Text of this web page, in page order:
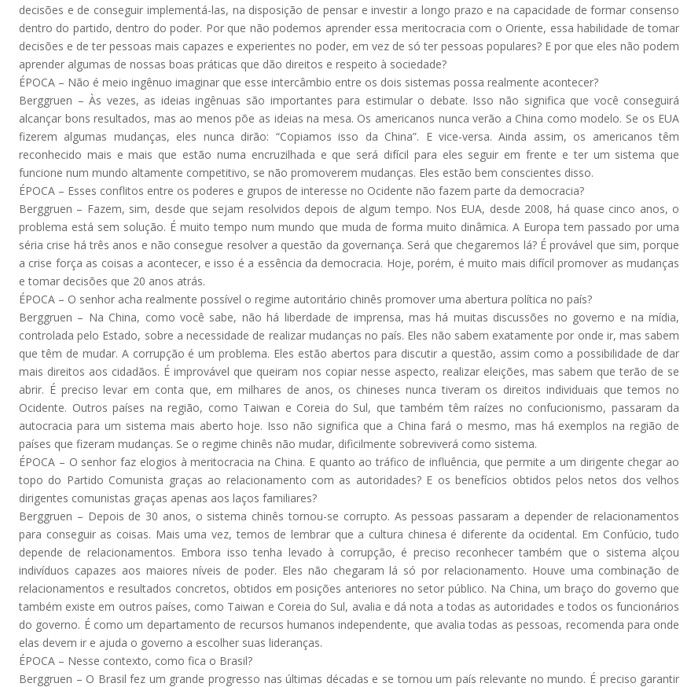
decisões e de conseguir implementá-las, na disposição de pensar e investir a longo prazo e na capacidade de formar consenso
dentro do partido, dentro do poder. Por que não podemos aprender essa meritocracia com o Oriente, essa habilidade de tomar
decisões e de ter pessoas mais capazes e experientes no poder, em vez de só ter pessoas populares? E por que eles não podem
aprender algumas de nossas boas práticas que dão direitos e respeito à sociedade?
ÉPOCA – Não é meio ingênuo imaginar que esse intercâmbio entre os dois sistemas possa realmente acontecer?
Berggruen – Às vezes, as ideias ingênuas são importantes para estimular o debate. Isso não significa que você conseguirá
alcançar bons resultados, mas ao menos põe as ideias na mesa. Os americanos nunca verão a China como modelo. Se os EUA
fizerem algumas mudanças, eles nunca dirão: “Copiamos isso da China”. E vice-versa. Ainda assim, os americanos têm
reconhecido mais e mais que estão numa encruzilhada e que será difícil para eles seguir em frente e ter um sistema que
funcione num mundo altamente competitivo, se não promoverem mudanças. Eles estão bem conscientes disso.
ÉPOCA – Esses conflitos entre os poderes e grupos de interesse no Ocidente não fazem parte da democracia?
Berggruen – Fazem, sim, desde que sejam resolvidos depois de algum tempo. Nos EUA, desde 2008, há quase cinco anos, o
problema está sem solução. É muito tempo num mundo que muda de forma muito dinâmica. A Europa tem passado por uma
séria crise há três anos e não consegue resolver a questão da governança. Será que chegaremos lá? É provável que sim, porque
a crise força as coisas a acontecer, e isso é a essência da democracia. Hoje, porém, é muito mais difícil promover as mudanças
e tomar decisões que 20 anos atrás.
ÉPOCA – O senhor acha realmente possível o regime autoritário chinês promover uma abertura política no país?
Berggruen – Na China, como você sabe, não há liberdade de imprensa, mas há muitas discussões no governo e na mídia,
controlada pelo Estado, sobre a necessidade de realizar mudanças no país. Eles não sabem exatamente por onde ir, mas sabem
que têm de mudar. A corrupção é um problema. Eles estão abertos para discutir a questão, assim como a possibilidade de dar
mais direitos aos cidadãos. É improvável que queiram nos copiar nesse aspecto, realizar eleições, mas sabem que terão de se
abrir. É preciso levar em conta que, em milhares de anos, os chineses nunca tiveram os direitos individuais que temos no
Ocidente. Outros países na região, como Taiwan e Coreia do Sul, que também têm raízes no confucionismo, passaram da
autocracia para um sistema mais aberto hoje. Isso não significa que a China fará o mesmo, mas há exemplos na região de
países que fizeram mudanças. Se o regime chinês não mudar, dificilmente sobreviverá como sistema.
ÉPOCA – O senhor faz elogios à meritocracia na China. E quanto ao tráfico de influência, que permite a um dirigente chegar ao
topo do Partido Comunista graças ao relacionamento com as autoridades? E os benefícios obtidos pelos netos dos velhos
dirigentes comunistas graças apenas aos laços familiares?
Berggruen – Depois de 30 anos, o sistema chinês tornou-se corrupto. As pessoas passaram a depender de relacionamentos
para conseguir as coisas. Mais uma vez, temos de lembrar que a cultura chinesa é diferente da ocidental. Em Confúcio, tudo
depende de relacionamentos. Embora isso tenha levado à corrupção, é preciso reconhecer também que o sistema alçou
indivíduos capazes aos maiores níveis de poder. Eles não chegaram lá só por relacionamento. Houve uma combinação de
relacionamentos e resultados concretos, obtidos em posições anteriores no setor público. Na China, um braço do governo que
também existe em outros países, como Taiwan e Coreia do Sul, avalia e dá nota a todas as autoridades e todos os funcionários
do governo. É como um departamento de recursos humanos independente, que avalia todas as pessoas, recomenda para onde
elas devem ir e ajuda o governo a escolher suas lideranças.
ÉPOCA – Nesse contexto, como fica o Brasil?
Berggruen – O Brasil fez um grande progresso nas últimas décadas e se tornou um país relevante no mundo. É preciso garantir